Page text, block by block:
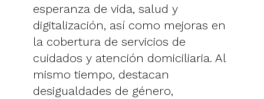
esperanza de vida, salud y
digitalización, así como mejoras en
la cobertura de servicios de
cuidados y atención domiciliaria. Al
mismo tiempo, destacan
desigualdades de género,